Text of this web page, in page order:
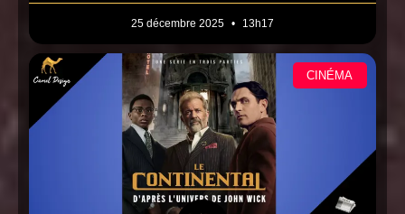
25 décembre 2025 13h17
CINÉMA